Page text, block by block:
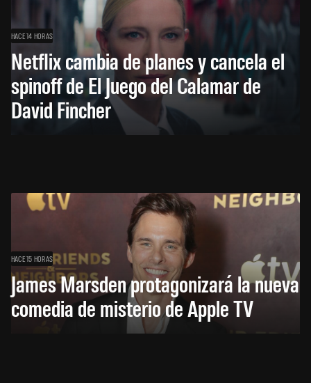
HACE 14 HORAS
Netflix cambia de planes y cancela el
spinoff de El Juego del Calamar de
David Fincher
HACE 15 HORAS
James Marsden protagonizará la nueva
comedia de misterio de Apple TV